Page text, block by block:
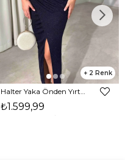
2
Halter Yaka Önden Yırtmaçlı Midi Boy Lacivert Hasre Kadın Elbise 26Y502
₺1.599,99